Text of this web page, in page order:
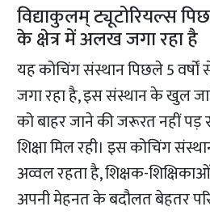
विद्याकुलम् ट्यूटोरियल्स
के क्षेत्र में अलख जगा रहा है
यह कोचिंग संस्थान पिछले 5 वर्षों
जगा रहा है, इस संस्थान के खुल
को बाहर जाने की जरूरत नहीं पड़
शिक्षा मिल रही। इस कोचिंग
अव्वल रहता है, शिक्षक-
अपनी मेहनत के बदौलत बेहतर